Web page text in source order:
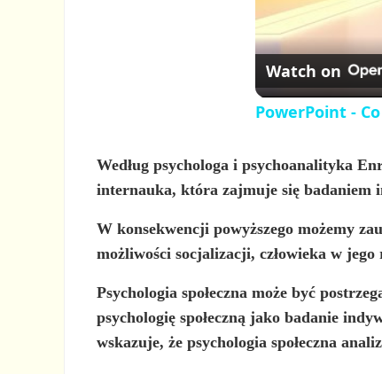
Watch on
PowerPoint -
Według psychologa i psychoanalityka
internauka, która zajmuje siębadaniem
W konsekwencji powyższego możemy
możliwości socjalizacji, człowieka w
Psychologia społeczna może być
psychologię społeczną jako badanie
wskazuje, że psychologia społeczna